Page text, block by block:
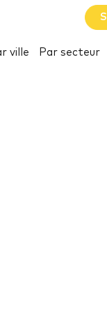
ville Par secteur